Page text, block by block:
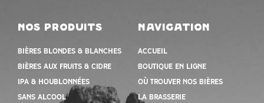
nos produits
Bières blondes & blanches
Bières aux fruits & cidre
IPA & houblonnées
Sans alcool
navigation
Accueil
Boutique en ligne
Où trouver nos bières
la brasserie